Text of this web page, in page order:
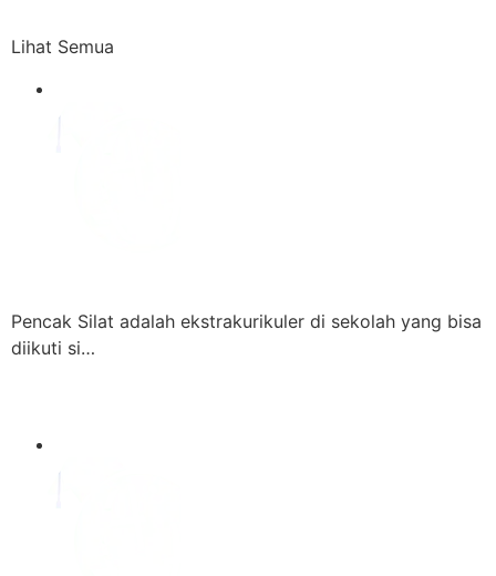
Lihat Semua
Pencak Silat adalah ekstrakurikuler di sekolah yang bisa
diikuti si…